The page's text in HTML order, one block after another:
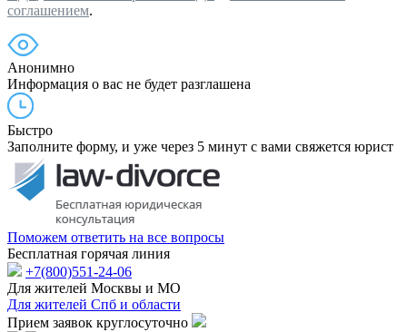
соглашением.
Анонимно
Информация о вас не будет разглашена
Быстро
Заполните форму, и уже через 5 минут с вами свяжется юрист
Поможем ответить на все вопросы
Бесплатная горячая линия
+7(800)551-24-06
Для жителей Москвы и МО
Для жителей Спб и области
Прием заявок круглосуточно